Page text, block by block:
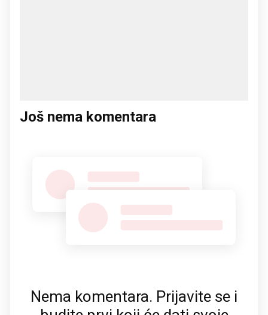
Još nema komentara
Nema komentara. Prijavite se i